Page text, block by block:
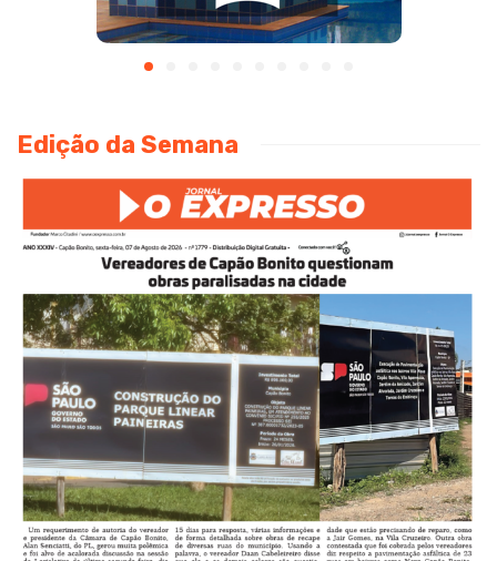
Edição da Semana